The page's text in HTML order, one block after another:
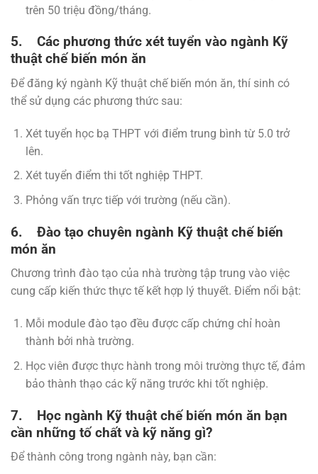
trên 50 triệu đồng/tháng.
5. Các phương thức xét tuyển vào ngành Kỹ
thuật chế biến món ăn
Để đăng ký ngành Kỹ thuật chế biến món ăn, thí sinh có
thể sử dụng các phương thức sau:
Xét tuyển học bạ THPT với điểm trung bình từ 5.0 trở
lên.
Xét tuyển điểm thi tốt nghiệp THPT.
Phỏng vấn trực tiếp với trường (nếu cần).
6. Đào tạo chuyên ngành Kỹ thuật chế biến
món ăn
Chương trình đào tạo của nhà trường tập trung vào việc
cung cấp kiến thức thực tế kết hợp lý thuyết. Điểm nổi bật:
Mỗi module đào tạo đều được cấp chứng chỉ hoàn
thành bởi nhà trường.
Học viên được thực hành trong môi trường thực tế, đảm
bảo thành thạo các kỹ năng trước khi tốt nghiệp.
7. Học ngành Kỹ thuật chế biến món ăn bạn
cần những tố chất và kỹ năng gì?
Để thành công trong ngành này, bạn cần: